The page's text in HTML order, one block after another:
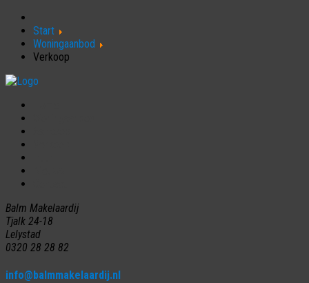
Start
Woningaanbod
Verkoop
Balm Makelaardij
Tjalk 24-18
Lelystad
0320 28 28 82
info@balmmakelaardij.nl